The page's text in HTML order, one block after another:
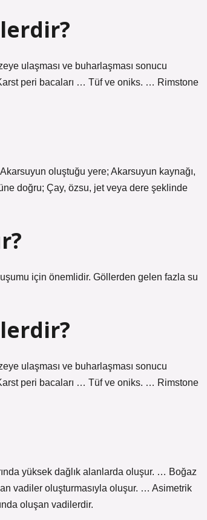
ulaşması ve buharlaşması sonucu
peri bacaları … Tüf ve oniks. … Rimstone
oluştuğu yere; Akarsuyun kaynağı,
doğru; Çay, özsu, jet veya dere şeklinde
için önemlidir. Göllerden gelen fazla su
ulaşması ve buharlaşması sonucu
peri bacaları … Tüf ve oniks. … Rimstone
yüksek dağlık alanlarda oluşur. … Boğaz
vadiler oluşturmasıyla oluşur. … Asimetrik
oluşan vadilerdir.